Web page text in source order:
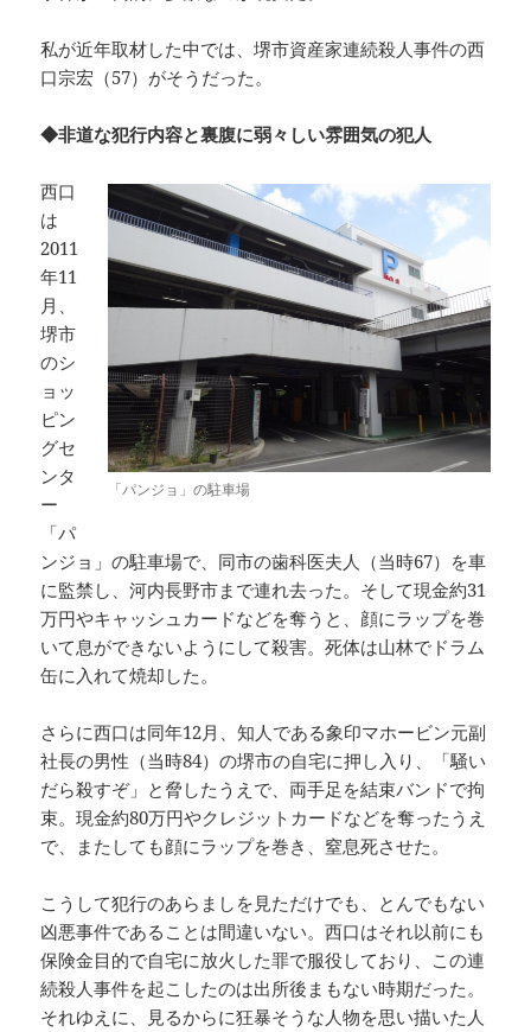
私が近年取材した中では、堺市資産家連続殺人事件の西
口宗宏（57）がそうだった。
◆非道な犯行内容と裏腹に弱々しい雰囲気の犯人
「パンジョ」の駐車場
西口
は
2011
年11
月、
堺市
のシ
ョッ
ピン
グセ
ンタ
ー
「パ
ンジョ」の駐車場で、同市の歯科医夫人（当時67）を車
に監禁し、河内長野市まで連れ去った。そして現金約31
万円やキャッシュカードなどを奪うと、顔にラップを巻
いて息ができないようにして殺害。死体は山林でドラム
缶に入れて焼却した。
さらに西口は同年12月、知人である象印マホービン元副
社長の男性（当時84）の堺市の自宅に押し入り、「騒い
だら殺すぞ」と脅したうえで、両手足を結束バンドで拘
束。現金約80万円やクレジットカードなどを奪ったうえ
で、またしても顔にラップを巻き、窒息死させた。
こうして犯行のあらましを見ただけでも、とんでもない
凶悪事件であることは間違いない。西口はそれ以前にも
保険金目的で自宅に放火した罪で服役しており、この連
続殺人事件を起こしたのは出所後まもない時期だった。
それゆえに、見るからに狂暴そうな人物を思い描いた人